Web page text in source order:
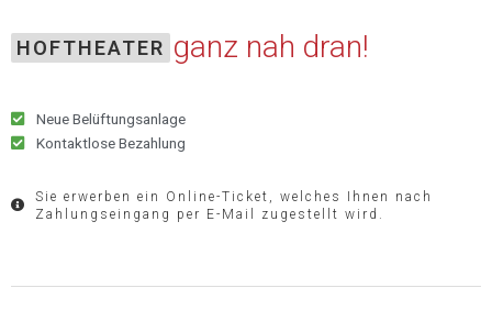
HOFTHEATER ganz nah dran!
Neue Belüftungsanlage
Kontaktlose Bezahlung
Sie erwerben ein Online-Ticket, welches Ihnen nach
Zahlungseingang per E-Mail zugestellt wird.